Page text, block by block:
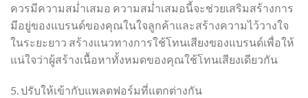
ควรมีความสม่ำเสมอ ความสม่ำเสมอนี้จะช่วยเสริมสร้างการ
มีอยู่ของแบรนด์ของคุณในใจลูกค้าและสร้างความไว้วางใจ
ในระยะยาว สร้างแนวทางการใช้โทนเสียงของแบรนด์เพื่อให้
แน่ใจว่าผู้สร้างเนื้อหาทั้งหมดของคุณใช้โทนเสียงเดียวกัน
5. ปรับให้เข้ากับแพลตฟอร์มที่แตกต่างกัน